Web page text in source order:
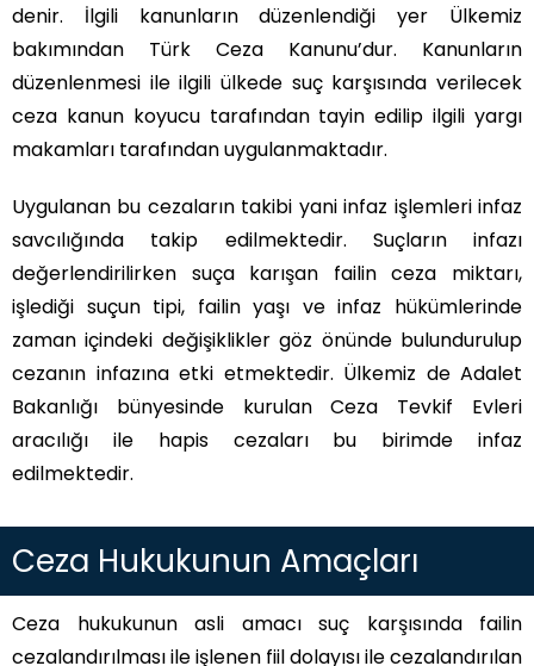
denir. İlgili kanunların düzenlendiği yer Ülkemiz
bakımından Türk Ceza Kanunu’dur. Kanunların
düzenlenmesi ile ilgili ülkede suç karşısında verilecek
ceza kanun koyucu tarafından tayin edilip ilgili yargı
makamları tarafından uygulanmaktadır.
Uygulanan bu cezaların takibi yani infaz işlemleri infaz
savcılığında takip edilmektedir. Suçların infazı
değerlendirilirken suça karışan failin ceza miktarı,
işlediği suçun tipi, failin yaşı ve infaz hükümlerinde
zaman içindeki değişiklikler göz önünde bulundurulup
cezanın infazına etki etmektedir. Ülkemiz de Adalet
Bakanlığı bünyesinde kurulan Ceza Tevkif Evleri
aracılığı ile hapis cezaları bu birimde infaz
edilmektedir.
Ceza Hukukunun Amaçları
Ceza hukukunun asli amacı suç karşısında failin
cezalandırılması ile işlenen fiil dolayısı ile cezalandırılan